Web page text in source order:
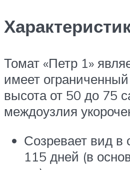
Томат «Петр 1»
имеет
высота от 50 до 75
междоузлия
Созревает вид в
115 дней (в